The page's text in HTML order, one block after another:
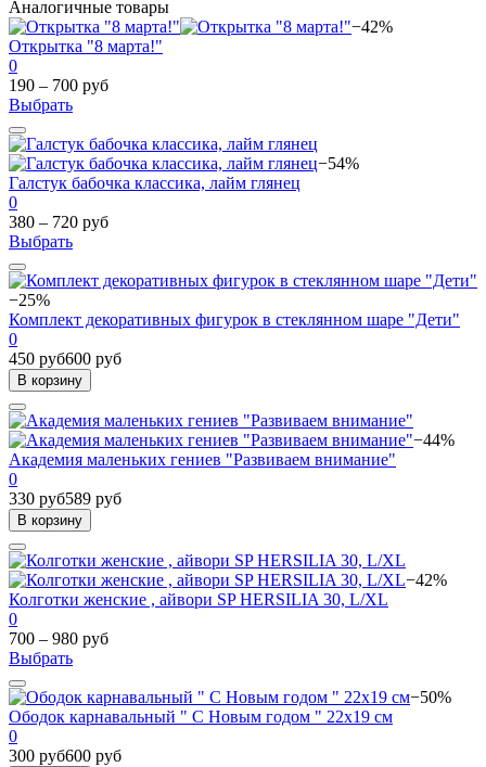
Аналогичные товары
−42%
Открытка "8 марта!"
0
190 – 700 руб
Выбрать
−54%
Галстук бабочка классика, лайм глянец
0
380 – 720 руб
Выбрать
−25%
Комплект декоративных фигурок в стеклянном шаре "Дети"
0
450 руб600 руб
В корзину
−44%
Академия маленьких гениев "Развиваем внимание"
0
330 руб589 руб
В корзину
−42%
Колготки женские , айвори SP HERSILIA 30, L/XL
0
700 – 980 руб
Выбрать
−50%
Ободок карнавальный " С Новым годом " 22х19 см
0
300 руб600 руб